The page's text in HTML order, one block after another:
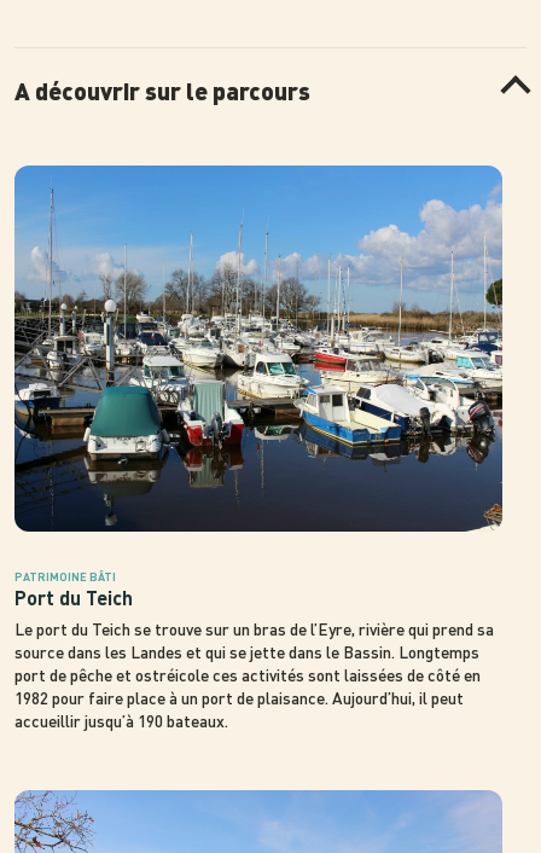
A découvrir sur le parcours
Port du Teich
PATRIMOINE BÂTI
Le port du Teich se trouve sur un bras de l’Eyre, rivière qui prend sa
source dans les Landes et qui se jette dans le Bassin. Longtemps
port de pêche et ostréicole ces activités sont laissées de côté en
1982 pour faire place à un port de plaisance. Aujourd’hui, il peut
accueillir jusqu’à 190 bateaux.